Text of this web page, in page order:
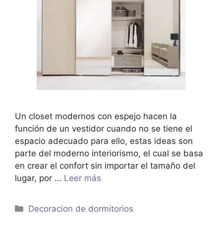
Un closet modernos con espejo hacen la
función de un vestidor cuando no se tiene el
espacio adecuado para ello, estas ideas son
parte del moderno interiorismo, el cual se basa
en crear el confort sin importar el tamaño del
lugar, por … Leer más
Categorías
Decoracion de dormitorios